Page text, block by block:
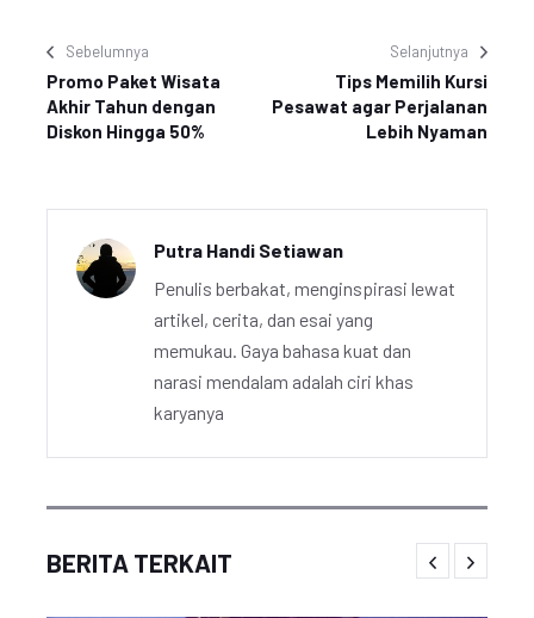
Sebelumnya
Promo Paket Wisata
Akhir Tahun dengan
Diskon Hingga 50%
Selanjutnya
Tips Memilih Kursi
Pesawat agar Perjalanan
Lebih Nyaman
Putra Handi Setiawan
Penulis berbakat, menginspirasi lewat
artikel, cerita, dan esai yang
memukau. Gaya bahasa kuat dan
narasi mendalam adalah ciri khas
karyanya
BERITA TERKAIT